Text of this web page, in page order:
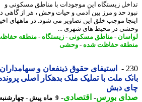
زیستگاه این موجودات با مناطق مسکونی و
حد و مرز بین آدمی و حیات وحش ، هر از گاهی در
موجب خلق این تصاویر می شود. در ماههای
در محیط های شهری ...
-مناطق مسکونی-زیستگاه-منطقه حفاظت
حفاظت شده-وحشی
استیفای حقوق ذینفعان و سهامداران
ملت با تملیک ملک بدهکار اصلی پرونده
دبش
بورس -اقتصادی- 9 ماه پیش - چهارشنبه